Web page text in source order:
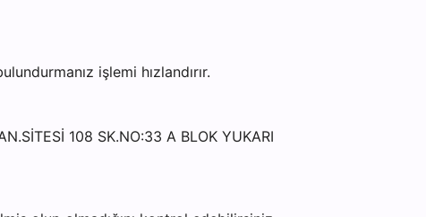
işlemi hızlandırır.
108 SK.NO:33 A BLOK YUKARI